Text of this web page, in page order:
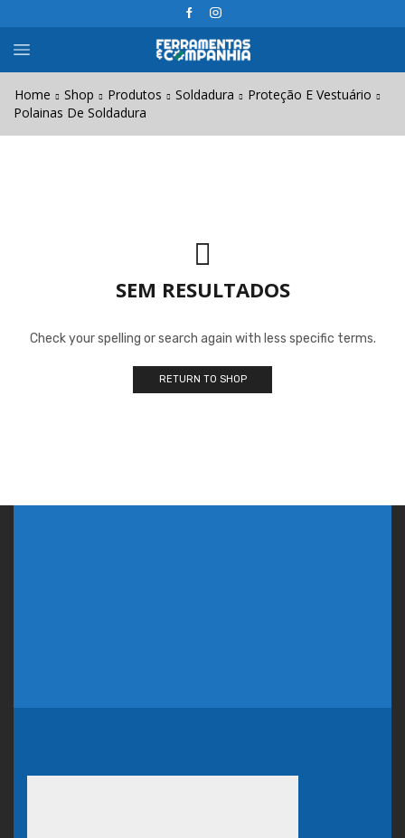
Home Shop Produtos Soldadura
Proteção E Vestuário
Polainas De Soldadura
SEM RESULTADOS
Check your spelling or search again with less specific terms.
RETURN TO SHOP